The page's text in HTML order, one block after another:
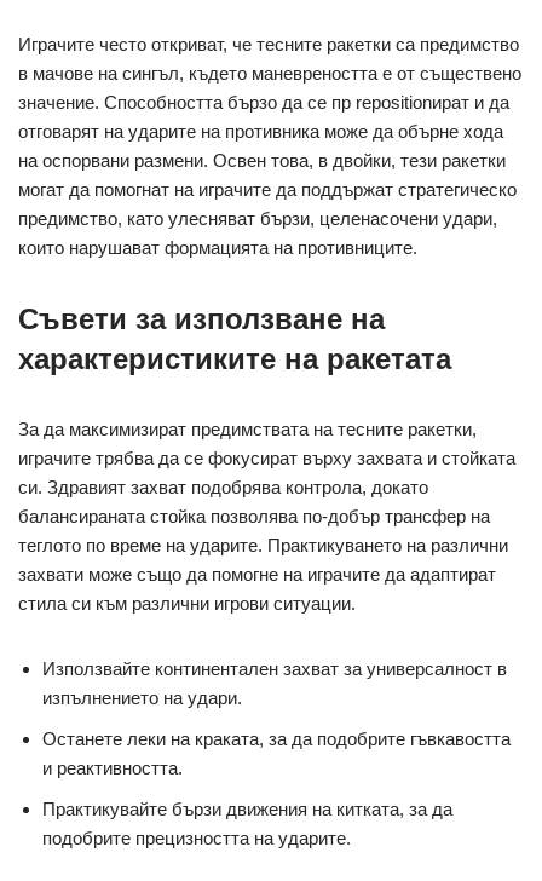
Играчите често откриват, че тесните ракетки са предимство
в мачове на сингъл, където маневреността е от съществено
значение. Способността бързо да се пр repositionират и да
отговарят на ударите на противника може да обърне хода
на оспорвани размени. Освен това, в двойки, тези ракетки
могат да помогнат на играчите да поддържат стратегическо
предимство, като улесняват бързи, целенасочени удари,
които нарушават формацията на противниците.
Съвети за използване на
характеристиките на ракетата
За да максимизират предимствата на тесните ракетки,
играчите трябва да се фокусират върху захвата и стойката
си. Здравият захват подобрява контрола, докато
балансираната стойка позволява по-добър трансфер на
теглото по време на ударите. Практикуването на различни
захвати може също да помогне на играчите да адаптират
стила си към различни игрови ситуации.
Използвайте континентален захват за универсалност в
изпълнението на удари.
Останете леки на краката, за да подобрите гъвкавостта
и реактивността.
Практикувайте бързи движения на китката, за да
подобрите прецизността на ударите.